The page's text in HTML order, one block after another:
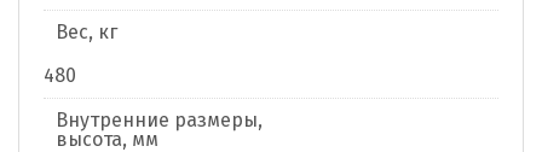
Вес, кг
480
Внутренние размеры,
высота, мм